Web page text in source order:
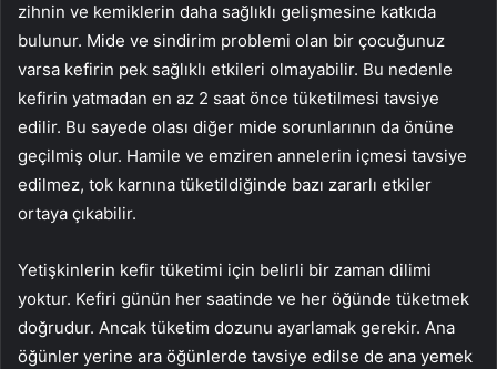
zihnin ve kemiklerin daha sağlıklı gelişmesine katkıda
bulunur. Mide ve sindirim problemi olan bir çocuğunuz
varsa kefirin pek sağlıklı etkileri olmayabilir. Bu nedenle
kefirin yatmadan en az 2 saat önce tüketilmesi tavsiye
edilir. Bu sayede olası diğer mide sorunlarının da önüne
geçilmiş olur. Hamile ve emziren annelerin içmesi tavsiye
edilmez, tok karnına tüketildiğinde bazı zararlı etkiler
ortaya çıkabilir.
Yetişkinlerin kefir tüketimi için belirli bir zaman dilimi
yoktur. Kefiri günün her saatinde ve her öğünde tüketmek
doğrudur. Ancak tüketim dozunu ayarlamak gerekir. Ana
öğünler yerine ara öğünlerde tavsiye edilse de ana yemek